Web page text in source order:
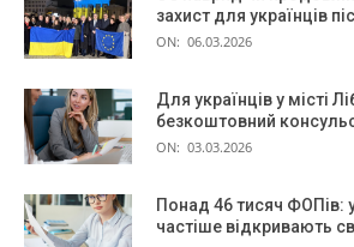
захист для українців
ON: 06.03.2026
Для українців у місті
безкоштовний
ON: 03.03.2026
Понад 46 тисяч ФОПів:
частіше відкривають